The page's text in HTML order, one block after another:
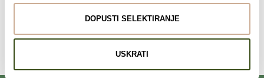
DOPUSTI SELEKTIRANJE
USKRATI